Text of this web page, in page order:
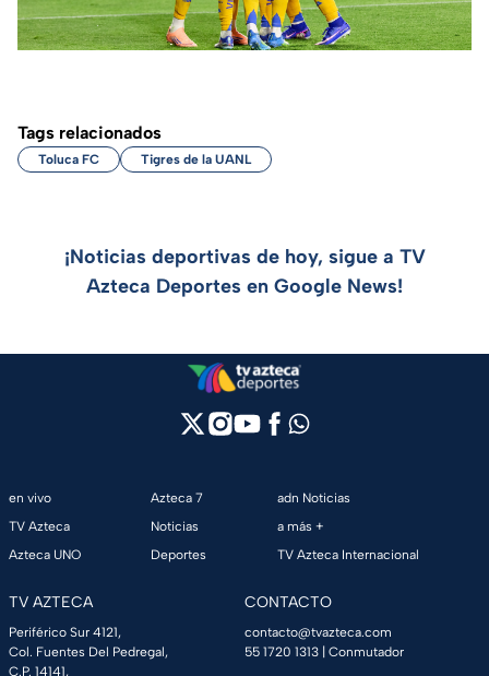
Tags relacionados
Toluca FC Tigres de la UANL
¡Noticias deportivas de hoy, sigue a TV
Azteca Deportes en Google News!
en vivo
TV Azteca
Azteca UNO
Azteca 7
Noticias
Deportes
adn Noticias
a más +
TV Azteca Internacional
TV AZTECA
Periférico Sur 4121,
Col. Fuentes Del Pedregal,
C.P. 14141,
CONTACTO
contacto@tvazteca.com
55 1720 1313 | Conmutador